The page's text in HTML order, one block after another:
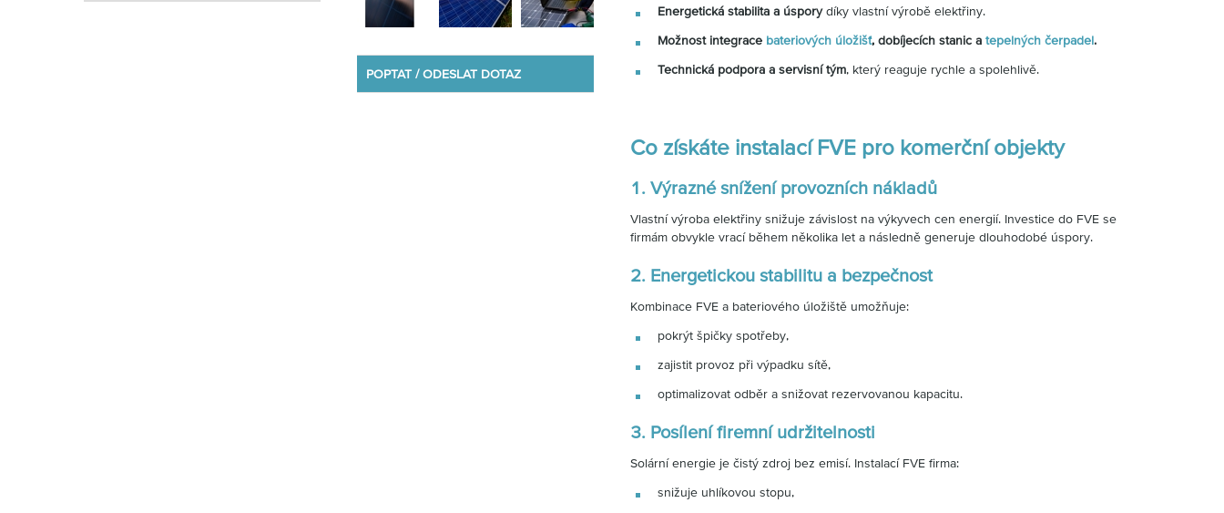
POPTAT / ODESLAT DOTAZ
Energetická stabilita a úsporydíky vlastní výrobě elektřiny.
Možnost integrace bateriových úložišť, dobíjecích stanic a tepelných čerpadel.
Technická podpora a servisní tým, který reaguje rychle a spolehlivě.
Co získáte instalací FVE pro komerční objekty
1. Výrazné snížení provozních nákladů
Vlastní výroba elektřiny snižuje závislost na výkyvech cen energií. Investice do FVE se
firmám obvykle vrací během několika let a následně generuje dlouhodobé úspory.
2. Energetickou stabilitu a bezpečnost
Kombinace FVE a bateriového úložiště umožňuje:
pokrýt špičky spotřeby,
zajistit provoz při výpadku sítě,
optimalizovat odběr a snižovat rezervovanou kapacitu.
3. Posílení firemní udržitelnosti
Solární energie je čistý zdroj bez emisí. Instalací FVE firma:
snižuje uhlíkovou stopu,